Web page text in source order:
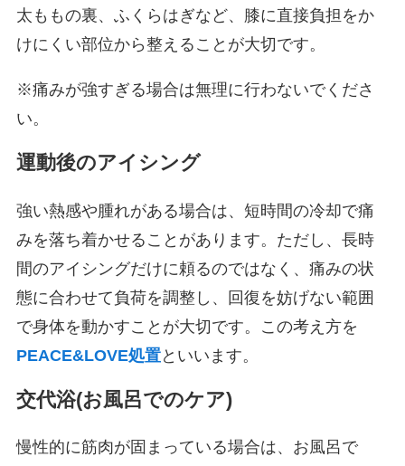
太ももの裏、ふくらはぎなど、膝に直接負担をか
けにくい部位から整えることが大切です。
※痛みが強すぎる場合は無理に行わないでくださ
い。
運動後のアイシング
強い熱感や腫れがある場合は、短時間の冷却で痛
みを落ち着かせることがあります。ただし、長時
間のアイシングだけに頼るのではなく、痛みの状
態に合わせて負荷を調整し、回復を妨げない範囲
で身体を動かすことが大切です。この考え方を
PEACE&LOVE処置といいます。
交代浴(お風呂でのケア)
慢性的に筋肉が固まっている場合は、お風呂で